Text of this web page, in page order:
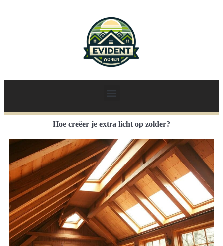
Hoe creëer je extra licht op zolder?